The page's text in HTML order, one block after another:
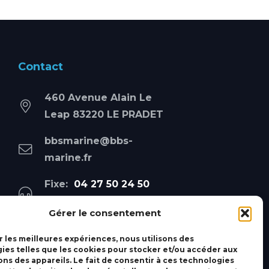
Gérer le consentement
les meilleures expériences, nous utilisons des
telles que les cookies pour stocker et/ou accéder aux
des appareils. Le fait de consentir à ces technologies
Contact
460 Avenue Alain Le
Leap 83220 LE PRADET
bbsmarine@bbs-
marine.fr
Fixe: 04 27 50 24 50